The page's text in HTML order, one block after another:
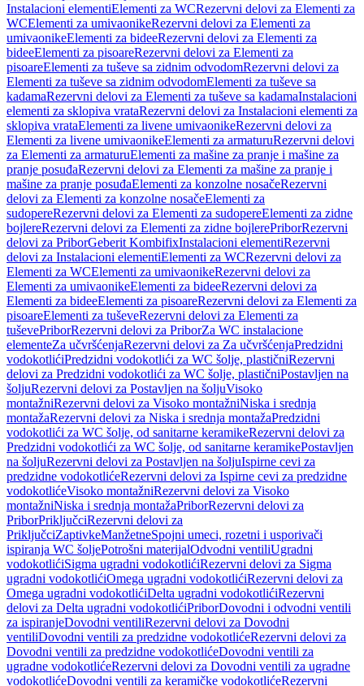
Instalacioni elementiElementi za WCRezervni delovi za Elementi za
WCElementi za umivaonikeRezervni delovi za Elementi za
umivaonikeElementi za bideeRezervni delovi za Elementi za
bideeElementi za pisoareRezervni delovi za Elementi za
pisoareElementi za tuševe sa zidnim odvodomRezervni delovi za
Elementi za tuševe sa zidnim odvodomElementi za tuševe sa
kadamaRezervni delovi za Elementi za tuševe sa kadamaInstalacioni
elementi za sklopiva vrataRezervni delovi za Instalacioni elementi za
sklopiva vrataElementi za livene umivaonikeRezervni delovi za
Elementi za livene umivaonikeElementi za armaturuRezervni delovi
za Elementi za armaturuElementi za mašine za pranje i mašine za
pranje posuđaRezervni delovi za Elementi za mašine za pranje i
mašine za pranje posuđaElementi za konzolne nosačeRezervni
delovi za Elementi za konzolne nosačeElementi za
sudopereRezervni delovi za Elementi za sudopereElementi za zidne
bojlereRezervni delovi za Elementi za zidne bojlerePriborRezervni
delovi za PriborGeberit KombifixInstalacioni elementiRezervni
delovi za Instalacioni elementiElementi za WCRezervni delovi za
Elementi za WCElementi za umivaonikeRezervni delovi za
Elementi za umivaonikeElementi za bideeRezervni delovi za
Elementi za bideeElementi za pisoareRezervni delovi za Elementi za
pisoareElementi za tuševeRezervni delovi za Elementi za
tuševePriborRezervni delovi za PriborZa WC instalacione
elementeZa učvršćenjaRezervni delovi za Za učvršćenjaPredzidni
vodokotlićiPredzidni vodokotlići za WC šolje, plastičniRezervni
delovi za Predzidni vodokotlići za WC šolje, plastičniPostavljen na
šoljuRezervni delovi za Postavljen na šoljuVisoko
montažniRezervni delovi za Visoko montažniNiska i srednja
montažaRezervni delovi za Niska i srednja montažaPredzidni
vodokotlići za WC šolje, od sanitarne keramikeRezervni delovi za
Predzidni vodokotlići za WC šolje, od sanitarne keramikePostavljen
na šoljuRezervni delovi za Postavljen na šoljuIspirne cevi za
predzidne vodokotlićeRezervni delovi za Ispirne cevi za predzidne
vodokotlićeVisoko montažniRezervni delovi za Visoko
montažniNiska i srednja montažaPriborRezervni delovi za
PriborPriključciRezervni delovi za
PriključciZaptivkeManžetneSpojni umeci, rozetni i usporivači
ispiranja WC šoljePotrošni materijalOdvodni ventiliUgradni
vodokotlićiSigma ugradni vodokotlićiRezervni delovi za Sigma
ugradni vodokotlićiOmega ugradni vodokotlićiRezervni delovi za
Omega ugradni vodokotlićiDelta ugradni vodokotlićiRezervni
delovi za Delta ugradni vodokotlićiPriborDovodni i odvodni ventili
za ispiranjeDovodni ventiliRezervni delovi za Dovodni
ventiliDovodni ventili za predzidne vodokotlićeRezervni delovi za
Dovodni ventili za predzidne vodokotlićeDovodni ventili za
ugradne vodokotlićeRezervni delovi za Dovodni ventili za ugradne
vodokotlićeDovodni ventili za keramičke vodokotlićeRezervni